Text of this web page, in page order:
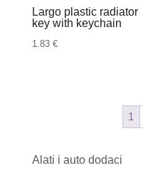
Alati i auto dodaci
Largo plastic radiator
key with keychain
1.83 €
1